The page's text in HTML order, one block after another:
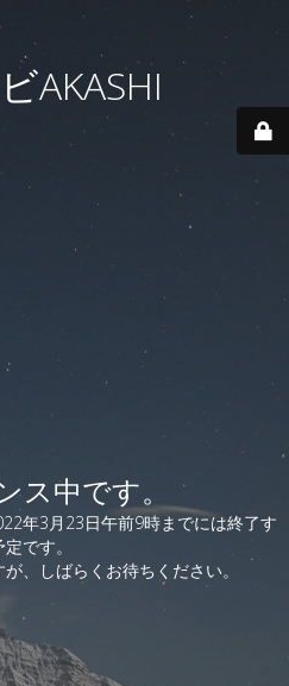
AKASHI
ス中です。
年3月23日午前9時までには終了す
です。
、しばらくお待ちください。